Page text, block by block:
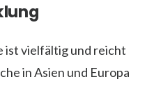
ist vielfältig und reicht
in Asien und Europa